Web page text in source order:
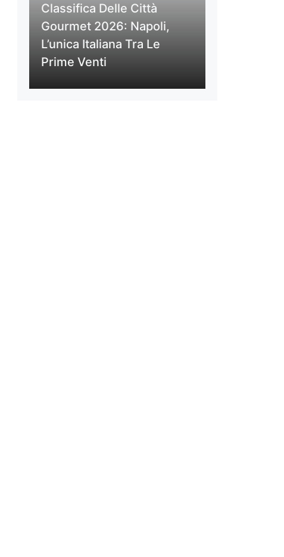
Classifica Delle Città
Gourmet 2026: Napoli,
L’unica Italiana Tra Le
Prime Venti